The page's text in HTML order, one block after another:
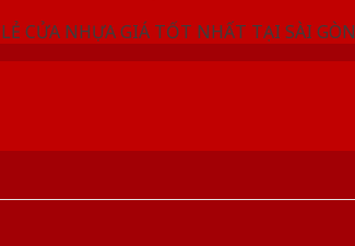
CỬA NHỰA GIÁ TỐT NHẤT TẠI SÀI GÒN